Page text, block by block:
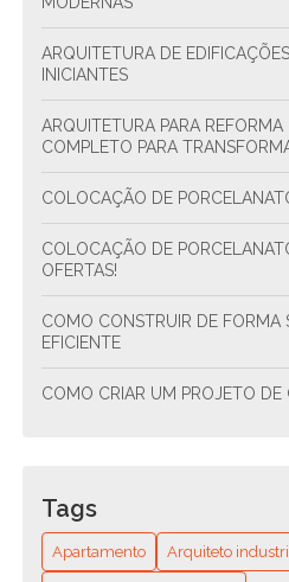
ARQUITETURA DE EDIFICAÇÕES: GUIA ESSENCIAL PARA
INICIANTES
ARQUITETURA PARA REFORMA DE CASAS: GUIA
COMPLETO PARA
COLOCAÇÃO DE
COLOCAÇÃO DE PORCELANATO PREÇO: APROVEITE AS
OFERTAS!
COMO CONSTRUIR DE FORMA SUSTENTÁVEL E
EFICIENTE
COMO CRIAR UM PROJETO
COMO CRIAR UM PROJETO DE CONDOMÍNIO
RESIDENCIAL SUSTENTÁVEL E
Tags
Apartamento Arquiteto